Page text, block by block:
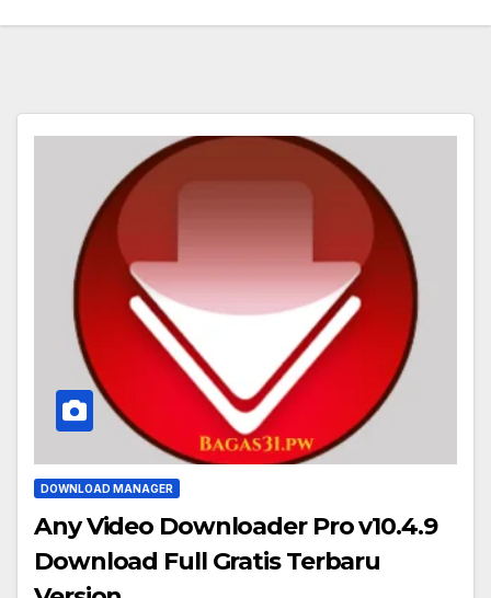
DOWNLOAD MANAGER
Any Video Downloader Pro v10.4.9
Download Full Gratis Terbaru